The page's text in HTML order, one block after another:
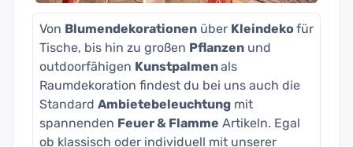
Von Blumendekorationen über Kleindekofür
Tische, bis hin zu großen Pflanzen und
outdoorfähigen Kunstpalmenals
Raumdekoration findest du bei uns auch die
Standard Ambietebeleuchtung mit
spannenden Feuer & Flamme Artikeln. Egal
ob klassisch oder individuell mit unserer